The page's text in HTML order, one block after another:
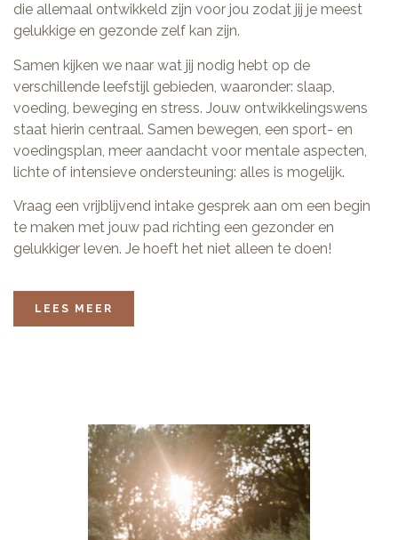
die allemaal ontwikkeld zijn voor jou zodat jij je meest
gelukkige en gezonde zelf kan zijn.
Samen kijken we naar wat jij nodig hebt op de
verschillende leefstijl gebieden, waaronder: slaap,
voeding, beweging en stress. Jouw ontwikkelingswens
staat hierin centraal. Samen bewegen, een sport- en
voedingsplan, meer aandacht voor mentale aspecten,
lichte of intensieve ondersteuning: alles is mogelijk.
Vraag een vrijblijvend intake gesprek aan om een begin
te maken met jouw pad richting een gezonder en
gelukkiger leven. Je hoeft het niet alleen te doen!
LEES MEER